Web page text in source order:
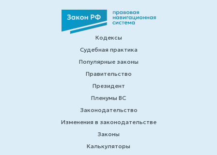
Кодексы
Судебная практика
Популярные законы
Правительство
Президент
Пленумы ВС
Законодательство
Изменения в законодательстве
Законы
Калькуляторы